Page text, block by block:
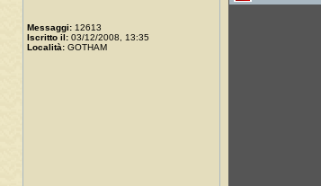
Messaggi: 12613
Iscritto il: 03/12/2008, 13:35
Località: GOTHAM